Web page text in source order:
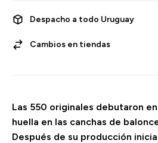
Despacho a todo Uruguay
Cambios en tiendas
Las 550 originales debutaron
huella en las canchas de
Después de su producción